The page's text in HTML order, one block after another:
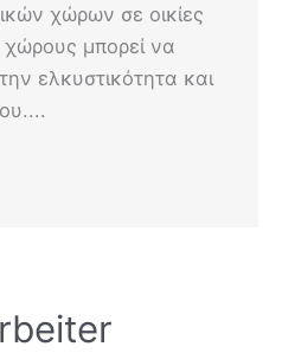
χώρων σε οικίες
χώρους μπορεί να
ελκυστικότητα και